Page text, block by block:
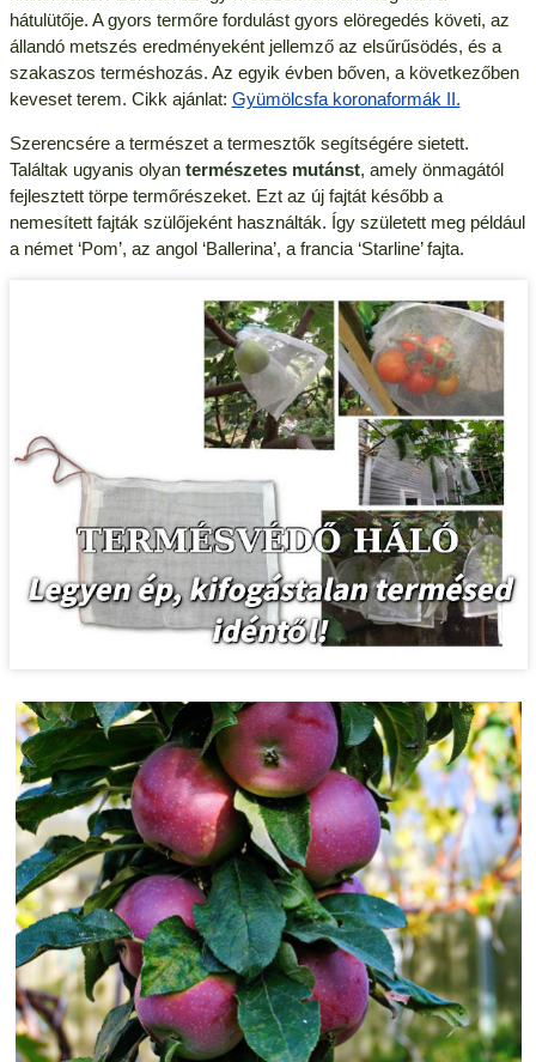
hátulütője. A gyors termőre fordulást gyors elöregedés követi, az
állandó metszés eredményeként jellemző az elsűrűsödés, és a
szakaszos terméshozás. Az egyik évben bőven, a következőben
keveset terem. Cikk ajánlat: Gyümölcsfa koronaformák II.
Szerencsére a természet a termesztők segítségére sietett.
Találtak ugyanis olyan természetes mutánst, amely önmagától
fejlesztett törpe termőrészeket. Ezt az új fajtát később a
nemesített fajták szülőjeként használták. Így született meg például
a német ‘Pom’, az angol ‘Ballerina’, a francia ‘Starline’ fajta.